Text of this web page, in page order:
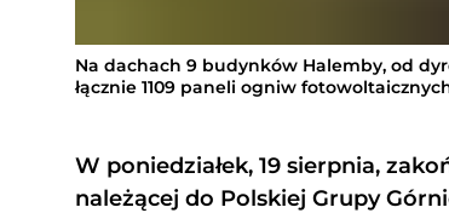
Na dachach 9 budynków Halemby, od
łącznie 1109 paneli ogniw
W poniedziałek, 19 sierpnia,
należącej do Polskiej Grupy